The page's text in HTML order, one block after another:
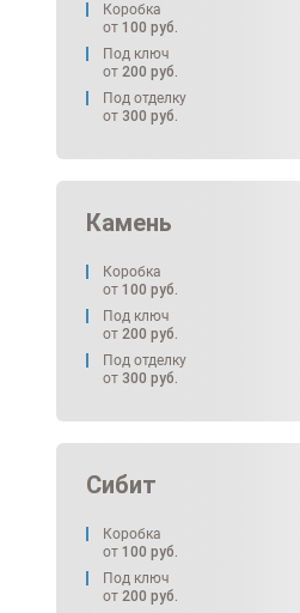
Коробка
от 100 руб.
Под ключ
от 200 руб.
Под отделку
от 300 руб.
Камень
Коробка
от 100 руб.
Под ключ
от 200 руб.
Под отделку
от 300 руб.
Сибит
Коробка
от 100 руб.
Под ключ
от 200 руб.